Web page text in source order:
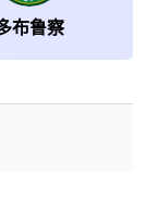
布鲁察